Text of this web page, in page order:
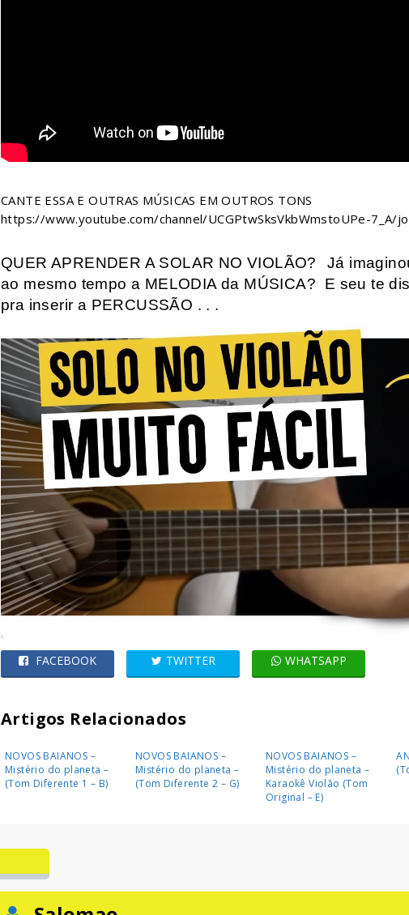
CANTE ESSA E OUTRAS MÚSICAS EM OUTROS TONS
https://www.youtube.com/channel/UCGPtwSksVkbWmstoUPe-7_A/
QUER APRENDER A SOLAR NO VIOLÃO?
Já
ao mesmo tempo a MELODIA da MÚSICA? E seu te
pra inserir a PERCUSSÃO . . .
FACEBOOK TWITTER WHATSAPP
Artigos Relacionados
NOVOS BAIANOS –
Mistério do planeta –
(Tom Diferente 1 – B)
NOVOS BAIANOS –
Mistério do planeta –
(Tom Diferente 2 – G)
NOVOS BAIANOS –
Mistério do planeta –
Karaokê Violão (Tom
Original – E)